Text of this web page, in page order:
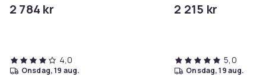
Appstyrt - hvit
2 784 kr
4,0
onsdag, 19 aug.
2 215 kr
5,0
onsdag, 19 aug.